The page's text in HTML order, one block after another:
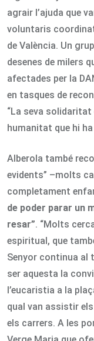
agrair l’ajuda que
voluntaris
de València. Un
desenes de milers
afectades per la
en tasques de
“La seva
humanitat que hi ha
Alberola també
evidents” –molts
completament
de poder parar un
resar”. “Molts
espiritual, que
Senyor continua al
ser aquesta la
l’eucaristia a la
qual van assistir
els carrers. A les